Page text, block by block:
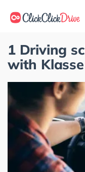
1 Driving
with